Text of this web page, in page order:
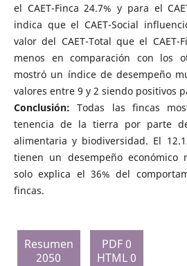
el CAET-Finca 24.7% y para el
indica que el CAET-Social
valor del CAET-Total que el CAET-
menos en comparación con los
mostró un índice de desempeño
valores entre 9 y 2 siendo positivos
Conclusión: Todas las fincas
tenencia de la tierra por parte
alimentaria y biodiversidad. El
tienen un desempeño económico
solo explica el 36% del
fincas.
Resumen
2050
PDF 0
HTML 0